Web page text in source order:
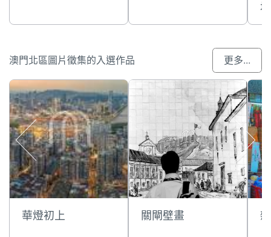
墻
澳門北區圖片徵集的入選作品 更多...
華燈初上 關閘壁畫